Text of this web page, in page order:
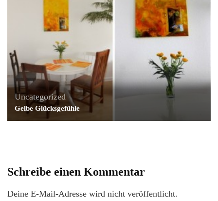
Uncategorized
Gelbe Glücksgefühle
Schreibe einen Kommentar
Deine E-Mail-Adresse wird nicht veröffentlicht.